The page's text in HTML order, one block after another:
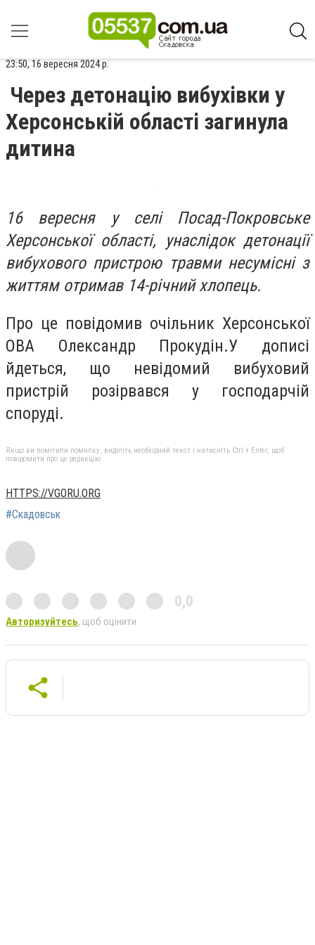
23:50, 16 вересня 2024 р.
Через детонацію вибухівки у
Херсонській області загинула
дитина
16 вересня у селі Посад-Покровське
Херсонської області, унаслідок детонації
вибухового пристрою травми несумісні з
життям отримав 14-річний хлопець.
Про це повідомив очільник Херсонської
ОВА Олександр Прокудін.У дописі
йдеться, що невідомий вибуховий
пристрій розірвався у господарчій
споруді.
Якщо ви помітили помилку, виділіть необхідний текст і натисніть Ctrl + Enter, щоб
повідомити про це редакцію
HTTPS://VGORU.ORG
#Скадовськ
0,0
Авторизуйтесь, щоб оцінити